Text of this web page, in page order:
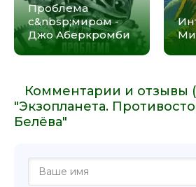
Проблема
с&nbsp;миром -
Джо Аберкромби
Комментарии и отзывы
"Экзопланета.
Белёва"